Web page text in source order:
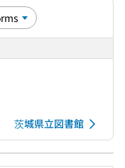
茨城県立図書館